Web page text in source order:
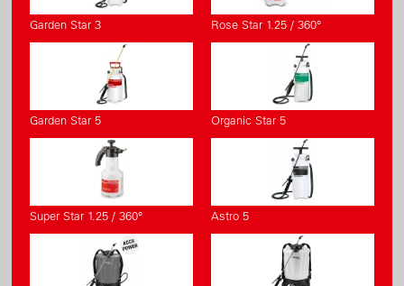
Garden Star 3 Rose Star 1.25 / 360°
Garden Star 5 Organic Star 5
Super Star 1.25 / 360° Astro 5